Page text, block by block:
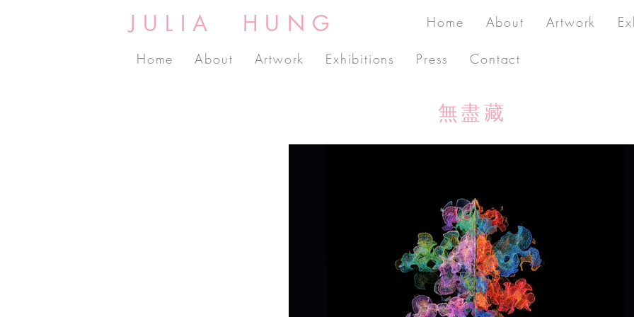
JULIA HUNG Home About Artwork
Home About Artwork Exhibitions Press Contact
無盡藏